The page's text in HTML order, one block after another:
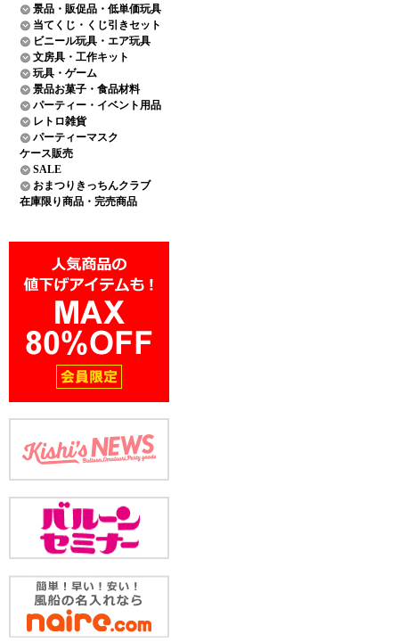
景品・販促品・低単価玩具
当てくじ・くじ引きセット
ビニール玩具・エア玩具
文房具・工作キット
玩具・ゲーム
景品お菓子・食品材料
パーティー・イベント用品
レトロ雑貨
パーティーマスク
ケース販売
SALE
おまつりきっちんクラブ
在庫限り商品・完売商品